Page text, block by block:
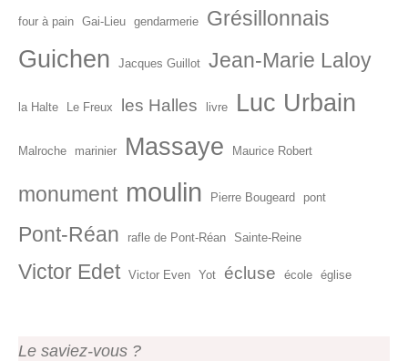
four à pain Gai-Lieu gendarmerie Grésillonnais
Guichen Jacques Guillot Jean-Marie Laloy
la Halte Le Freux les Halles livre Luc Urbain
Malroche marinier Massaye Maurice Robert
monument moulin Pierre Bougeard pont
Pont-Réan rafle de Pont-Réan Sainte-Reine
Victor Edet Victor Even Yot écluse école église
Le saviez-vous ?